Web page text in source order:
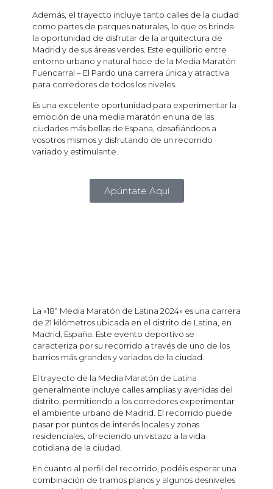
Además, el trayecto incluye tanto calles de la ciudad
como partes de parques naturales, lo que os brinda
la oportunidad de disfrutar de la arquitectura de
Madrid y de sus áreas verdes. Este equilibrio entre
entorno urbano y natural hace de la Media Maratón
Fuencarral – El Pardo una carrera única y atractiva
para corredores de todos los niveles.
Es una excelente oportunidad para experimentar la
emoción de una media maratón en una de las
ciudades más bellas de España, desafiándoos a
vosotros mismos y disfrutando de un recorrido
variado y estimulante.
Apúntate Aquí
La «18ª Media Maratón de Latina 2024» es una carrera
de 21 kilómetros ubicada en el distrito de Latina, en
Madrid, España. Este evento deportivo se
caracteriza por su recorrido a través de uno de los
barrios más grandes y variados de la ciudad.
El trayecto de la Media Maratón de Latina
generalmente incluye calles amplias y avenidas del
distrito, permitiendo a los corredores experimentar
el ambiente urbano de Madrid. El recorrido puede
pasar por puntos de interés locales y zonas
residenciales, ofreciendo un vistazo a la vida
cotidiana de la ciudad.
En cuanto al perfil del recorrido, podéis esperar una
combinación de tramos planos y algunos desniveles